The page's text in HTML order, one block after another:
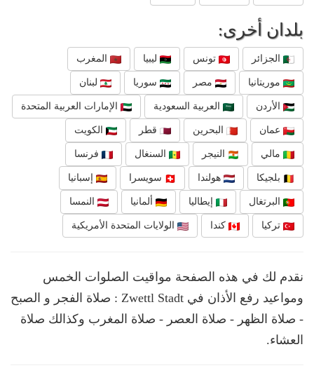
بلدان أخرى:
الجزائر تونس ليبيا المغرب
موريتانيا مصر سوريا لبنان
الأردن العربية السعودية الإمارات العربية المتحدة
عمان البحرين قطر الكويت
مالي النيجر السنغال فرنسا
بلجيكا هولندا سويسرا إسبانيا
البرتغال إيطاليا ألمانيا النمسا
تركيا كندا الولايات المتحدة الأمريكية
نقدم لك في هذه الصفحة مواقيت الصلوات الخمس
ومواعيد رفع الأذان في Zwettl Stadt : صلاة الفجر و الصبح
- صلاة الظهر - صلاة العصر - صلاة المغرب وكذالك صلاة
العشاء.